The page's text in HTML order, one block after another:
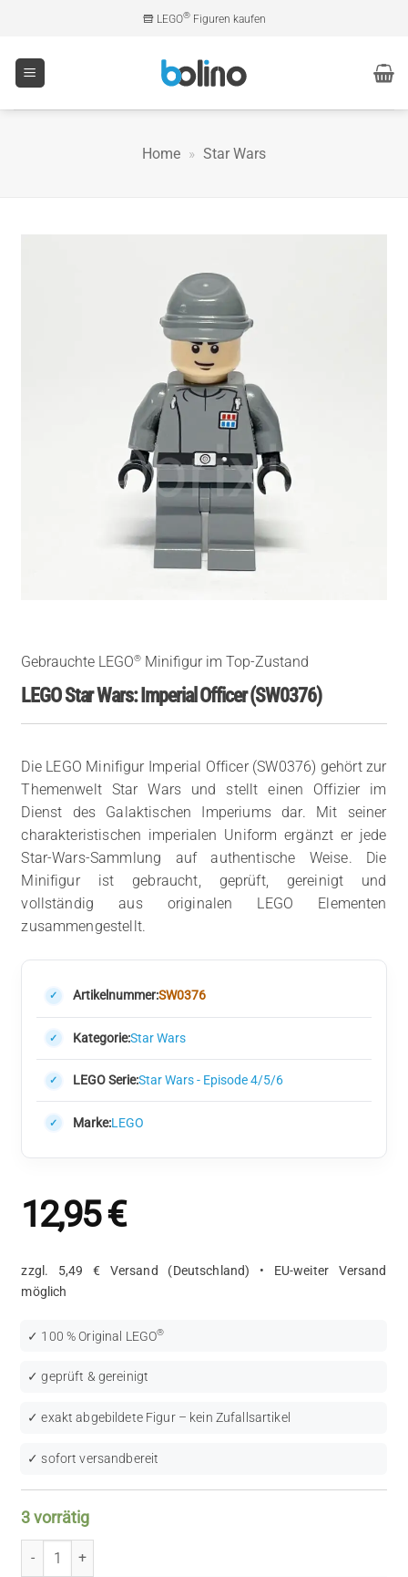
springen
LEGO®Figuren kaufen
Home » Star Wars
Gebrauchte LEGO® Minifigur im Top-Zustand
LEGO Star Wars: Imperial Officer (SW0376)
Die LEGO Minifigur Imperial Officer (SW0376) gehört zur
Themenwelt Star Wars und stellt einen Offizier im
Dienst des Galaktischen Imperiums dar. Mit seiner
charakteristischen imperialen Uniform ergänzt er jede
Star-Wars-Sammlung auf authentische Weise. Die
Minifigur ist gebraucht, geprüft, gereinigt und
vollständig aus originalen LEGO Elementen
zusammengestellt.
Artikelnummer:SW0376
Kategorie:Star Wars
LEGO Serie:Star Wars - Episode 4/5/6
Marke:LEGO
12,95€
zzgl. 5,49 € Versand (Deutschland) • EU-weiter Versand
möglich
✓ 100 % Original LEGO®
✓ geprüft & gereinigt
✓ exakt abgebildete Figur – kein Zufallsartikel
✓ sofort versandbereit
3 vorrätig
LEGO Star Wars: Imperial Officer (SW0376) Menge